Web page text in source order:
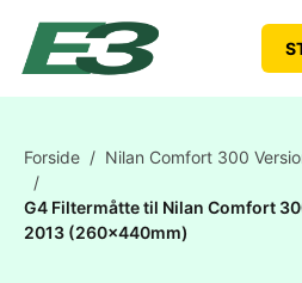
Forside / Nilan Comfort 300
/
G4 Filtermåtte til Nilan Comfort
2013 (260x440mm)